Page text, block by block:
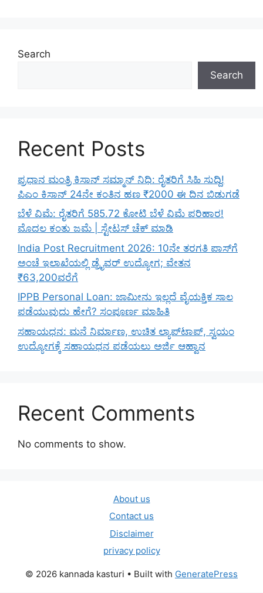
Search
Search
Recent Posts
ಪ್ರಧಾನ ಮಂತ್ರಿ ಕಿಸಾನ್ ಸಮ್ಮಾನ್ ನಿಧಿ: ರೈತರಿಗೆ ಸಿಹಿ ಸುದ್ದಿ!
ಪಿಎಂ ಕಿಸಾನ್ 24ನೇ ಕಂತಿನ ಹಣ ₹2000 ಈ ದಿನ ಬಿಡುಗಡೆ
ಬೆಳೆ ವಿಮೆ: ರೈತರಿಗೆ 585.72 ಕೋಟಿ ಬೆಳೆ ವಿಮೆ ಪರಿಹಾರ!
ಮೊದಲ ಕಂತು ಜಮೆ | ಸ್ಟೇಟಸ್ ಚೆಕ್ ಮಾಡಿ
India Post Recruitment 2026: 10ನೇ ತರಗತಿ ಪಾಸ್‌ಗೆ
ಅಂಚೆ ಇಲಾಖೆಯಲ್ಲಿ ಡ್ರೈವರ್ ಉದ್ಯೋಗ; ವೇತನ
₹63,200ವರೆಗೆ
IPPB Personal Loan: ಜಾಮೀನು ಇಲ್ಲದೆ ವೈಯಕ್ತಿಕ ಸಾಲ
ಪಡೆಯುವುದು ಹೇಗೆ? ಸಂಪೂರ್ಣ ಮಾಹಿತಿ
ಸಹಾಯಧನ: ಮನೆ ನಿರ್ಮಾಣ, ಉಚಿತ ಲ್ಯಾಪ್‌ಟಾಪ್, ಸ್ವಯಂ
ಉದ್ಯೋಗಕ್ಕೆ ಸಹಾಯಧನ ಪಡೆಯಲು ಅರ್ಜಿ ಆಹ್ವಾನ
Recent Comments
No comments to show.
About us
Contact us
Disclaimer
privacy policy
© 2026 kannada kasturi • Built with GeneratePress